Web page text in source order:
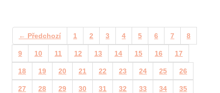
← Předchozí 1 2 3 4 5 6 7 8
9 10 11 12 13 14 15 16 17
18 19 20 21 22 23 24 25 26
27 28 29 30 31 32 33 34 35